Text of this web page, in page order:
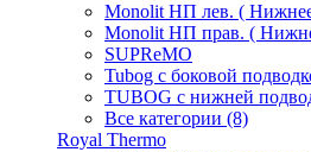
Monolit НП лев. (
Monolit НП прав. (
SUPReMO
Tubog с боковой
TUBOG с нижней
Все категории (8)
Royal Thermo